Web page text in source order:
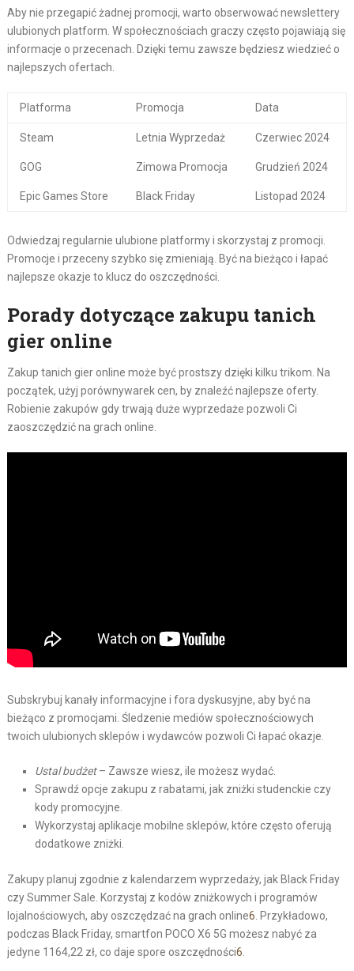
Aby nie przegapić żadnej promocji, warto obserwować newslettery
ulubionych platform. W społecznościach graczy często pojawiają się
informacje o przecenach. Dzięki temu zawsze będziesz wiedzieć o
najlepszych ofertach.
Platforma Promocja Data
Steam Letnia Wyprzedaż Czerwiec 2024
GOG Zimowa Promocja Grudzień 2024
Epic Games Store Black Friday Listopad 2024
Odwiedzaj regularnie ulubione platformy i skorzystaj z promocji.
Promocje i przeceny szybko się zmieniają. Być na bieżąco i łapać
najlepsze okazje to klucz do oszczędności.
Porady dotyczące zakupu tanich
gier online
Zakup tanich gier online może być prostszy dzięki kilku trikom. Na
początek, użyj porównywarek cen, by znaleźć najlepsze oferty.
Robienie zakupów gdy trwają duże wyprzedaże pozwoli Ci
zaoszczędzić na grach online.
Subskrybuj kanały informacyjne i fora dyskusyjne, aby być na
bieżąco z promocjami. Śledzenie mediów społecznościowych
twoich ulubionych sklepów i wydawców pozwoli Ci łapać okazje.
Ustal budżet– Zawsze wiesz, ile możesz wydać.
Sprawdź opcje zakupu z rabatami, jak zniżki studenckie czy
kody promocyjne.
Wykorzystaj aplikacje mobilne sklepów, które często oferują
dodatkowe zniżki.
Zakupy planuj zgodnie z kalendarzem wyprzedaży, jak Black Friday
czy Summer Sale. Korzystaj z kodów zniżkowych i programów
lojalnościowych, aby oszczędzać na grach online6. Przykładowo,
podczas Black Friday, smartfon POCO X6 5G możesz nabyć za
jedyne 1164,22 zł, co daje spore oszczędności6.